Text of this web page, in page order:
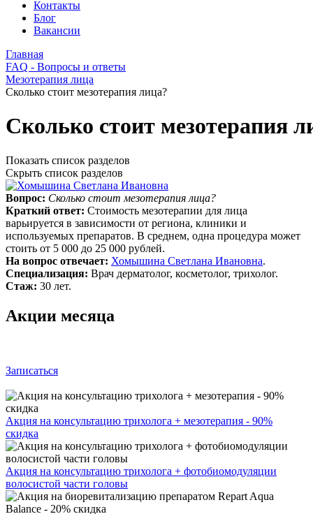
Контакты
Блог
Вакансии
Главная
FAQ - Вопросы и ответы
Мезотерапия лица
Сколько стоит мезотерапия лица?
Сколько стоит мезотерапия
Показать список разделов
Скрыть список разделов
Вопрос: Сколько стоит мезотерапия лица?
Краткий ответ: Стоимость мезотерапии для лица
варьируется в зависимости от региона, клиники и
используемых препаратов. В среднем, одна процедура может
стоить от 5 000 до 25 000 рублей.
На вопрос отвечает: Хомышина Светлана Ивановна.
Специализация: Врач дерматолог, косметолог, трихолог.
Стаж: 30 лет.
Акции месяца
Записаться
Акция на консультацию трихолога + мезотерапия - 90%
скидка
Акция на консультацию трихолога + фотобиомодуляции
волосистой части головы